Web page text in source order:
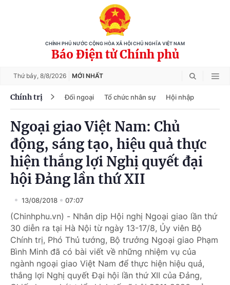
CHÍNH PHỦ NƯỚC CỘNG HÒA XÃ HỘI CHỦ NGHĨA VIỆT NAM
Báo Điện tử Chính phủ
Thứ bảy, 8/8/2026 MỚI NHẤT
Chính trị Đối ngoại Tổ chức nhân sự Hội nhập
Ngoại giao Việt Nam: Chủ
động, sáng tạo, hiệu quả thực
hiện thắng lợi Nghị quyết đại
hội Đảng lần thứ XII
13/08/2018 07:07
(Chinhphu.vn) - Nhân dịp Hội nghị Ngoại giao lần thứ
30 diễn ra tại Hà Nội từ ngày 13-17/8, Ủy viên Bộ
Chính trị, Phó Thủ tướng, Bộ trưởng Ngoại giao Phạm
Bình Minh đã có bài viết về những nhiệm vụ của
ngành ngoại giao Việt Nam để thực hiện hiệu quả,
thắng lợi Nghị quyết Đại hội lần thứ XII của Đảng,